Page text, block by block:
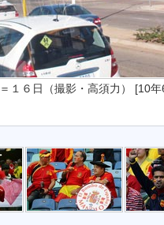
１６日（撮影・高須力） [10